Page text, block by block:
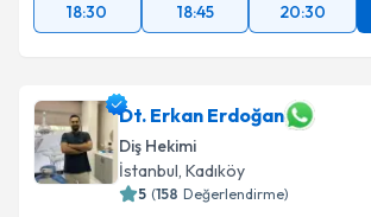
18:30
18:45 20:30
Dt. Erkan Erdoğan
Diş Hekimi
İstanbul, Kadıköy
5 (158 Değerlendirme)